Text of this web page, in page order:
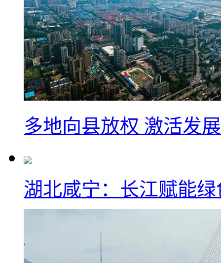
多地向县放权 激活发
湖北咸宁：长江赋能